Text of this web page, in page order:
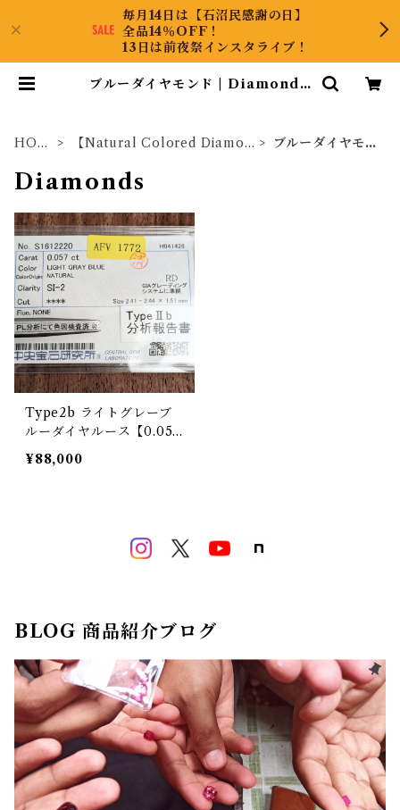
毎月14日は【石沼民感謝の日】
全品14％OFF！
13日は前夜祭インスタライブ！
ブルーダイヤモンド | DiamondA
HOM
【Natural Colored Diamon
ブルーダイヤモン
Diamonds
Type2b ライトグレーブ
ルーダイヤルース【0.057
ct】PRO208908
¥88,000
BLOG 商品紹介ブログ